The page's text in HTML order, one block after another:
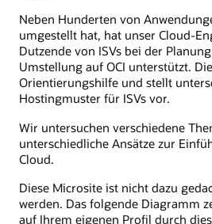
Neben Hunderten von
umgestellt hat, hat unser Cloud-
Dutzende von ISVs bei der
Umstellung auf OCI unterstützt.
Orientierungshilfe und stellt
Hostingmuster für ISVs vor.
Wir untersuchen verschiedene
unterschiedliche Ansätze zur
Cloud.
Diese Microsite ist nicht dazu
werden. Das folgende Diagramm
auf Ihrem eigenen Profil durch